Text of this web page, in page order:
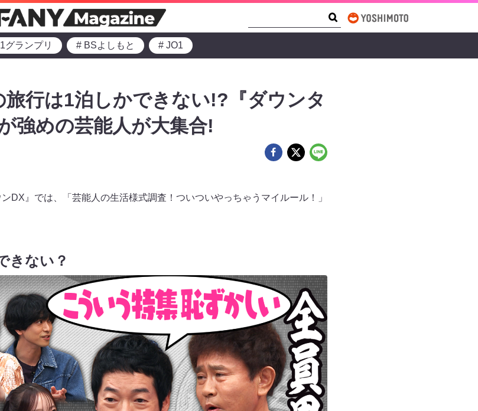
グランプリ # BSよしもと # JO1
行は1泊しかできない!?『ダウンタ
強めの芸能人が大集合!
DX』では、「芸能人の生活様式調査！ついついやっちゃうマイルール！」
きない？